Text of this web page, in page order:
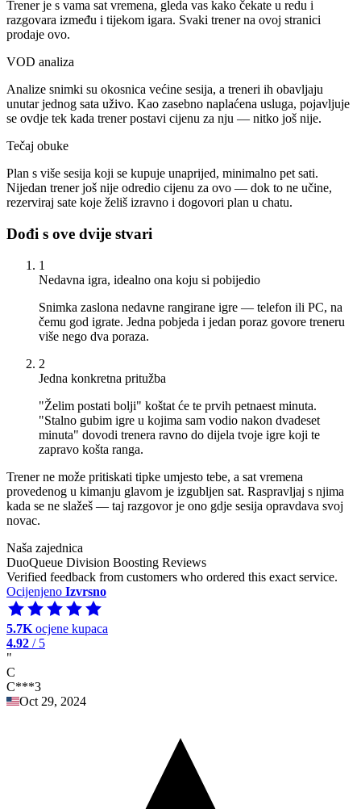
Trener je s vama sat vremena, gleda vas kako čekate u redu i
razgovara između i tijekom igara. Svaki trener na ovoj stranici
prodaje ovo.
VOD analiza
Analize snimki su okosnica većine sesija, a treneri ih obavljaju
unutar jednog sata uživo. Kao zasebno naplaćena usluga, pojavljuje
se ovdje tek kada trener postavi cijenu za nju — nitko još nije.
Tečaj obuke
Plan s više sesija koji se kupuje unaprijed, minimalno pet sati.
Nijedan trener još nije odredio cijenu za ovo — dok to ne učine,
rezerviraj sate koje želiš izravno i dogovori plan u chatu.
Dođi s ove dvije stvari
1
Nedavna igra, idealno ona koju si pobijedio
Snimka zaslona nedavne rangirane igre — telefon ili PC, na
čemu god igrate. Jedna pobjeda i jedan poraz govore treneru
više nego dva poraza.
2
Jedna konkretna pritužba
"Želim postati bolji" koštat će te prvih petnaest minuta.
"Stalno gubim igre u kojima sam vodio nakon dvadeset
minuta" dovodi trenera ravno do dijela tvoje igre koji te
zapravo košta ranga.
Trener ne može pritiskati tipke umjesto tebe, a sat vremena
provedenog u kimanju glavom je izgubljen sat. Raspravljaj s njima
kada se ne slažeš — taj razgovor je ono gdje sesija opravdava svoj
novac.
Naša zajednica
DuoQueue Division Boosting Reviews
Verified feedback from customers who ordered this exact service.
Ocijenjeno Izvrsno
5.7K ocjene kupaca
4.92 / 5
"
C
C***3
Oct 29, 2024